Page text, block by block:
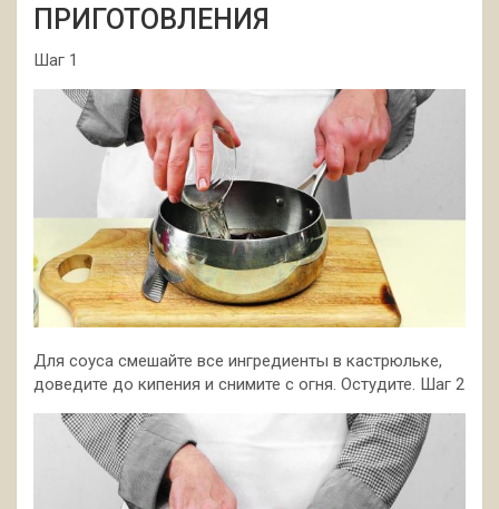
ПРИГОТОВЛЕНИЯ
Шаг 1
Для соуса смешайте все ингредиенты в кастрюльке,
доведите до кипения и снимите с огня. Остудите.­ Шаг 2